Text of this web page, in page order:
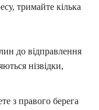
тримайте кілька
до відправлення
нізвідки,
з правого берега